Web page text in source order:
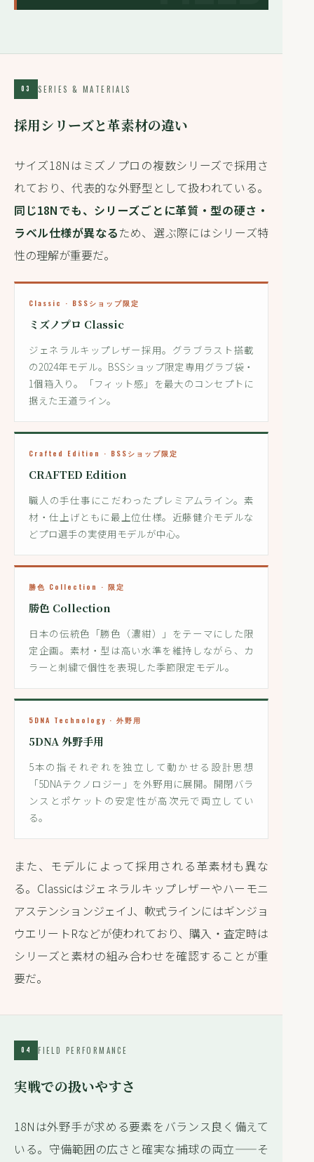
03 SERIES & MATERIALS
採用シリーズと革素材の違い
サイズ18Nはミズノプロの複数シリーズで採用さ
れており、代表的な外野型として扱われている。
同じ18Nでも、シリーズごとに革質・型の硬さ・
ラベル仕様が異なるため、選ぶ際にはシリーズ特
性の理解が重要だ。
Classic · BSSショップ限定
ミズノプロ Classic
ジェネラルキップレザー採用。グラブラスト搭載
の2024年モデル。BSSショップ限定専用グラブ袋・
1個箱入り。「フィット感」を最大のコンセプトに
据えた王道ライン。
Crafted Edition · BSSショップ限定
CRAFTED Edition
職人の手仕事にこだわったプレミアムライン。素
材・仕上げともに最上位仕様。近藤健介モデルな
どプロ選手の実使用モデルが中心。
勝色 Collection · 限定
勝色 Collection
日本の伝統色「勝色（濃紺）」をテーマにした限
定企画。素材・型は高い水準を維持しながら、カ
ラーと刺繍で個性を表現した季節限定モデル。
5DNA Technology · 外野用
5DNA 外野手用
5本の指それぞれを独立して動かせる設計思想
「5DNAテクノロジー」を外野用に展開。開閉バラ
ンスとポケットの安定性が高次元で両立してい
る。
また、モデルによって採用される革素材も異な
る。Classicはジェネラルキップレザーやハーモニ
アステンションジェイJ、軟式ラインにはギンジョ
ウエリートRなどが使われており、購入・査定時は
シリーズと素材の組み合わせを確認することが重
要だ。
04 FIELD PERFORMANCE
実戦での扱いやすさ
18Nは外野手が求める要素をバランス良く備えて
いる。守備範囲の広さと確実な捕球の両立——そ